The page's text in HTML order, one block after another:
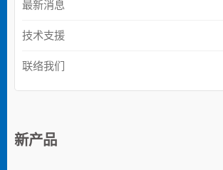
最新消息
技术支援
联络我们
新产品